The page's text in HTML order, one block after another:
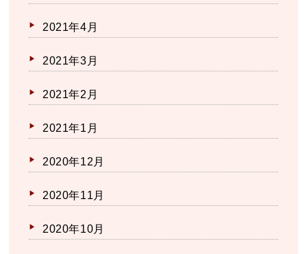
2021年4月
2021年3月
2021年2月
2021年1月
2020年12月
2020年11月
2020年10月